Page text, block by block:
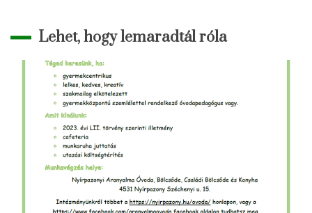
Lehet, hogy lemaradtál róla